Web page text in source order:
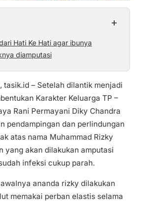
+
Hati Ke Hati agar ibunya
diamputasi
tasik.id – Setelah dilantik menjadi
Karakter Keluarga TP –
Rani Permayani Diky Chandra
pendampingan dan perlindungan
atas nama Muhammad Rizky
yang akan dilakukan amputasi
infeksi cukup parah.
ananda rizky dilakukan
memakai perban elastis selama